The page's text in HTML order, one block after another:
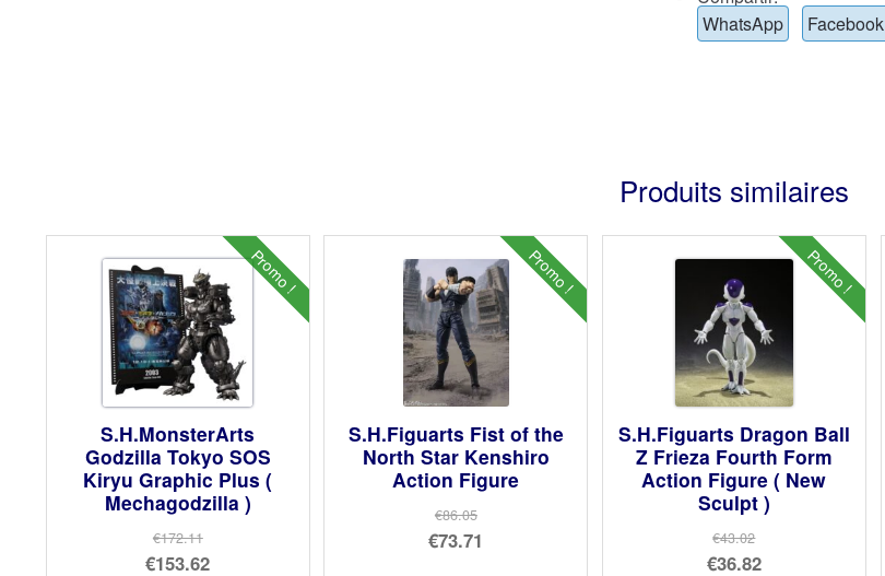
WhatsApp
Facebook
Produits similaires
Promo !
S.H.MonsterArts
Godzilla Tokyo SOS
Kiryu Graphic Plus (
Mechagodzilla )
€172.11
Le
€153.62
Promo !
S.H.Figuarts Fist of the
North Star Kenshiro
Action Figure
€86.05
Le
€73.71
Promo !
S.H.Figuarts Dragon Ball
Z Frieza Fourth Form
Action Figure ( New
Sculpt )
€43.02
Le
€36.82